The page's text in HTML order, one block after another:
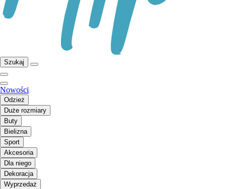
Szukaj
Nowości
Odzież
Duże rozmiary
Buty
Bielizna
Sport
Akcesoria
Dla niego
Dekoracja
Wyprzedaż